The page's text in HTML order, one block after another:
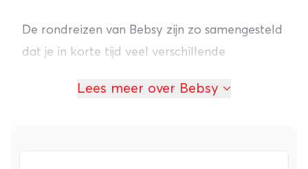
De rondreizen van Bebsy zijn zo samengesteld
dat je in korte tijd veel verschillende
Ze zijn inclusief vlucht, verblijf en vervoer. Of je
Lees meer over Bebsy